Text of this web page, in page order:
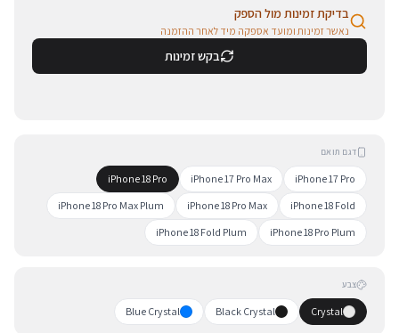
בדיקת זמינות מול הספק
נאשר זמינות ומועד אספקה מיד לאחר ההזמנה
בקש זמינות
דגם תואם
iPhone 17 Pro
iPhone 17 Pro Max
iPhone 18 Pro
iPhone 18 Fold
iPhone 18 Pro Max
iPhone 18 Pro Max Plum
iPhone 18 Pro Plum
iPhone 18 Fold Plum
צבע
Crystal
Black Crystal
Blue Crystal